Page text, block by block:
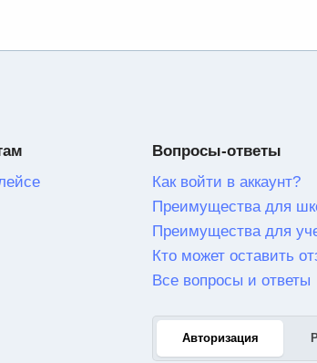
Вопросы-ответы
Как войти в аккаунт?
Преимущества для
Преимущества для
Кто может оставить
Все вопросы и ответы
Авторизация